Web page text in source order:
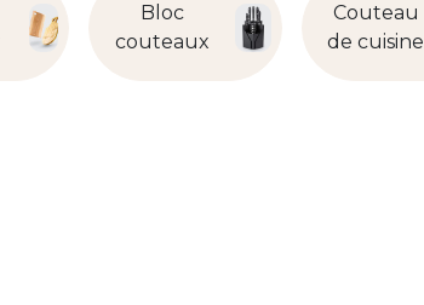
Couteau
de cuisine
Bloc
couteaux